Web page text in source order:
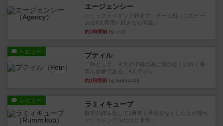
エージェンシー
トリックテイキング好きで、チーム戦（このゲー
ムは4人専用）好きなら間違...
約1時間前 by ハロ
レビュー プティル
「時として、子犬や子猫の為に雷の近くに行く勇
気も必要である」4人でプレ...
約2時間前 by kurotan13
レビュー ラミィキューブ
数字の牌を出して1番早く手札をなくした人が勝ち
というシンプルだけど非常...